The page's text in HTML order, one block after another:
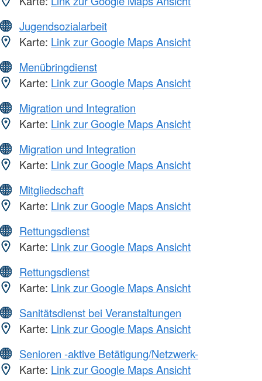
Jugendsozialarbeit
Karte: Link zur Google Maps Ansicht
Menübringdienst
Karte: Link zur Google Maps Ansicht
Migration und Integration
Karte: Link zur Google Maps Ansicht
Migration und Integration
Karte: Link zur Google Maps Ansicht
Mitgliedschaft
Karte: Link zur Google Maps Ansicht
Rettungsdienst
Karte: Link zur Google Maps Ansicht
Rettungsdienst
Karte: Link zur Google Maps Ansicht
Sanitätsdienst bei Veranstaltungen
Karte: Link zur Google Maps Ansicht
Senioren -aktive Betätigung/Netzwerk-
Karte: Link zur Google Maps Ansicht